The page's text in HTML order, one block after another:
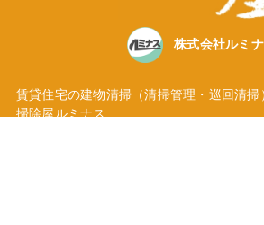
株式会社ルミ
賃貸住宅の建物清掃（清掃管理・巡回清掃）
掃除屋ルミナス